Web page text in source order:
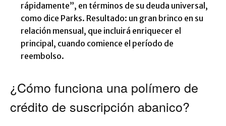
rápidamente”, en términos de su deuda universal,
como dice Parks. Resultado: un gran brinco en su
relación mensual, que incluirá enriquecer el
principal, cuando comience el período de
reembolso.
¿Cómo funciona una polímero de
crédito de suscripción abanico?